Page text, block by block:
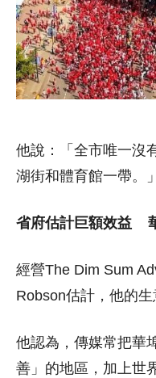
他說：「全市唯一沒
湖街和體育館一帶。」
省府估計巨額效益
經營The Dim Sum
Robson估計，他的生
他認為，傳媒常把華
善」的地區，加上世